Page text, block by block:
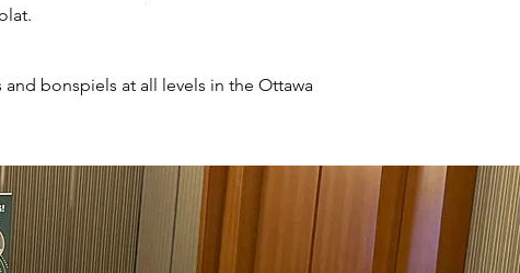
bonspiels at all levels in the Ottawa